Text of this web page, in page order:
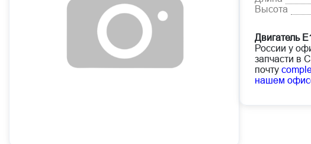
Высота
Двигатель
России у
запчасти в
почту
нашем